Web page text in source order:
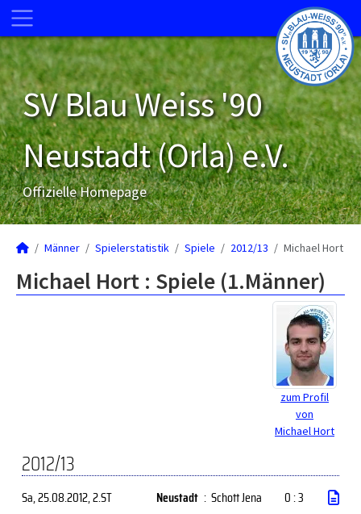
SV Blau Weiss '90
Neustadt (Orla) e.V.
Offizielle Homepage
Männer Spielerstatistik Spiele 2012/13 Michael Hort
Michael Hort : Spiele (1.Männer)
zum Profil
von
Michael Hort
2012/13
Sa, 25.08.2012, 2.ST Neustadt : Schott Jena
0 : 3